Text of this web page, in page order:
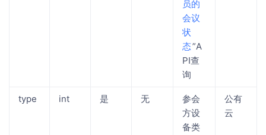
员的
会议
状
态”A
PI查
询
type int 是 无
参会
方设
备类
公有
云